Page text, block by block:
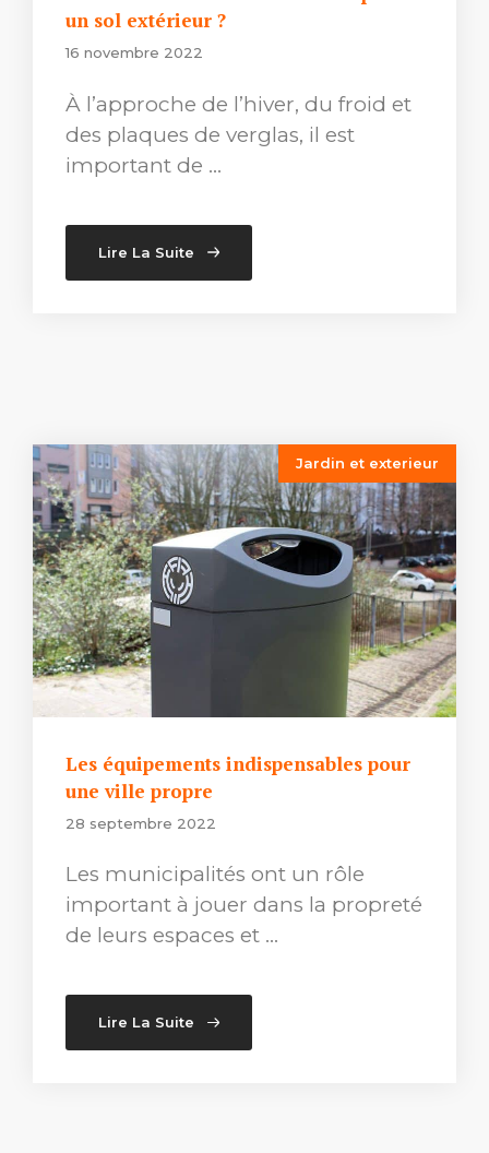
un sol extérieur ?
16 novembre 2022
À l’approche de l’hiver, du froid et
des plaques de verglas, il est
important de …
Lire La Suite
Jardin et exterieur
Les équipements indispensables pour
une ville propre
28 septembre 2022
Les municipalités ont un rôle
important à jouer dans la propreté
de leurs espaces et …
Lire La Suite